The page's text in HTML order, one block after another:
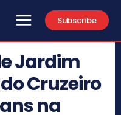
Subscribe
Jardim
Cruzeiro
na